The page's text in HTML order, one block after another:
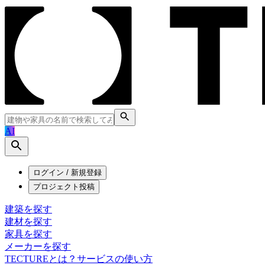
AI
ログイン / 新規登録
プロジェクト投稿
建築を探す
建材を探す
家具を探す
メーカーを探す
TECTUREとは？ サービスの使い方